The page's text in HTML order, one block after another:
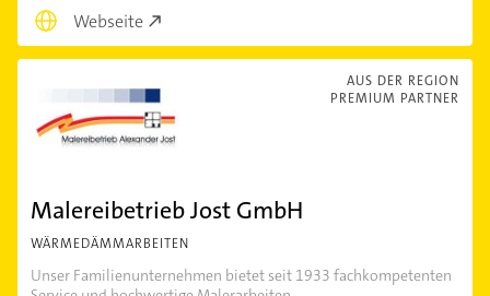
Webseite
AUS DER REGION
PREMIUM PARTNER
Malereibetrieb Jost GmbH
WÄRMEDÄMMARBEITEN
Unser Familienunternehmen bietet seit 1933 fachkompetenten